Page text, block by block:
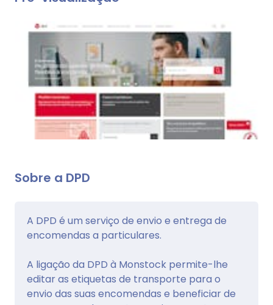
Sobre a DPD
A DPD é um serviço de envio e entrega de
encomendas a particulares.
A ligação da DPD à Monstock permite-lhe
editar as etiquetas de transporte para o
envio das suas encomendas e beneficiar de